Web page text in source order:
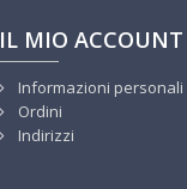
IL MIO ACCOUNT
Informazioni personali
Ordini
Indirizzi